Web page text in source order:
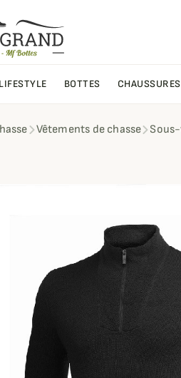
BOTTES CHAUSSURES
Vêtements de chasse